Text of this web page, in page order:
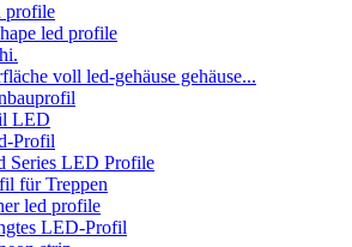
profile
led profile
voll led-gehäuse gehäuse...
LED
Profil
Series LED Profile
für Treppen
led profile
LED-Profil